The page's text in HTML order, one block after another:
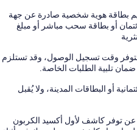
بطاقة هوية شخصية صادرة عن جهة
أو بطاقة سحب مباشر أو مبلغ
وقت تسجيل الوصول، وقد تستلزم
تلبية الطلبات الخاصة.
أو البطاقات المدينة، ولا يُقبل
توفر كاشف لأول أكسيد الكربون